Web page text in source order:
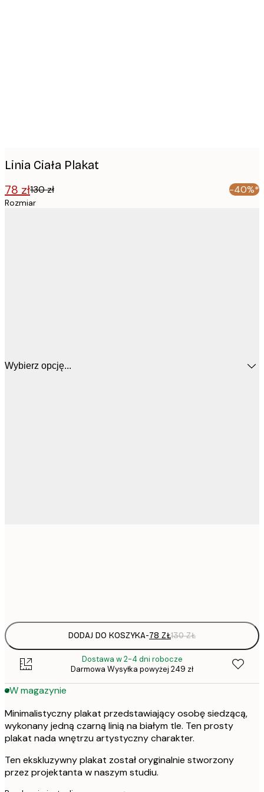
Linia Ciała Plakat
78 zł130 zł -40%*
Rozmiar
Wybierz opcję...
DODAJ DO KOSZYKA-78 ZŁ130 ZŁ
Dostawa w 2-4 dni robocze
Darmowa Wysyłka powyżej 249 zł
W magazynie
Minimalistyczny plakat przedstawiający osobę siedzącą,
wykonany jedną czarną linią na białym tle. Ten prosty
plakat nada wnętrzu artystyczny charakter.
Ten ekskluzywny plakat został oryginalnie stworzony
przez projektanta w naszym studiu.